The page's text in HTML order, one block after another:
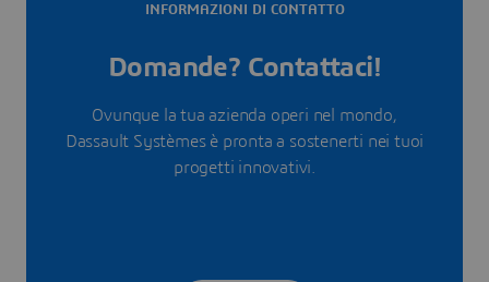
INFORMAZIONI DI CONTATTO
Domande? Contattaci!
Ovunque la tua azienda operi nel mondo,
Dassault Systèmes è pronta a sostenerti nei tuoi
progetti innovativi.